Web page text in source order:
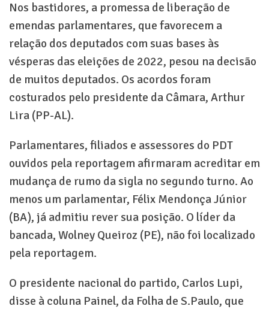
Nos bastidores, a promessa de liberação de
emendas parlamentares, que favorecem a
relação dos deputados com suas bases às
vésperas das eleições de 2022, pesou na decisão
de muitos deputados. Os acordos foram
costurados pelo presidente da Câmara, Arthur
Lira (PP-AL).
Parlamentares, filiados e assessores do PDT
ouvidos pela reportagem afirmaram acreditar em
mudança de rumo da sigla no segundo turno. Ao
menos um parlamentar, Félix Mendonça Júnior
(BA), já admitiu rever sua posição. O líder da
bancada, Wolney Queiroz (PE), não foi localizado
pela reportagem.
O presidente nacional do partido, Carlos Lupi,
disse à coluna Painel, da Folha de S.Paulo, que